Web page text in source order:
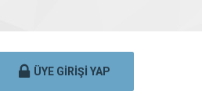
ÜYE GİRİŞİ YAP